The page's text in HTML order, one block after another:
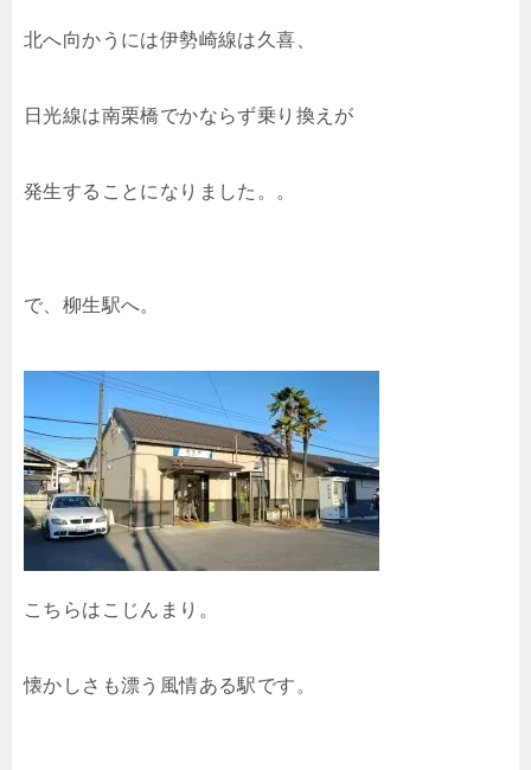
北へ向かうには伊勢崎線は久喜、
日光線は南栗橋でかならず乗り換えが
発生することになりました。。
で、柳生駅へ。
こちらはこじんまり。
懐かしさも漂う風情ある駅です。